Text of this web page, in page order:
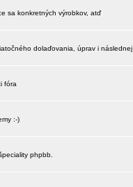
sa konkretných výrobkov, atď
dolaďovania, úprav i
fóra
:-)
phpbb.